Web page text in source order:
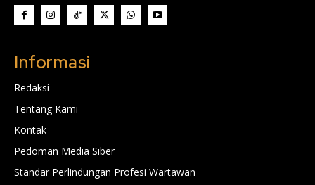
Informasi
Redaksi
Tentang Kami
Kontak
Pedoman Media Siber
Standar Perlindungan Profesi Wartawan